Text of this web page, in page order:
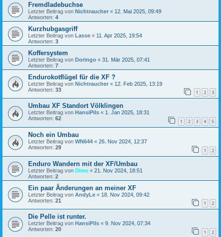
Fremdladebuchse
Letzter Beitrag von Nichtraucher « 12. Mai 2025, 09:49
Antworten: 4
Kurzhubgasgriff
Letzter Beitrag von Lasse « 11. Apr 2025, 19:54
Antworten: 3
Koffersystem
Letzter Beitrag von Doringo « 31. Mär 2025, 07:41
Antworten: 7
Endurokotflügel für die XF ?
Letzter Beitrag von Nichtraucher « 12. Feb 2025, 13:19
Antworten: 33 1 2 3
Umbau XF Standort Völklingen
Letzter Beitrag von HansiPils « 1. Jan 2025, 18:31
Antworten: 62 1 2 3 4 5
Noch ein Umbau
Letzter Beitrag von WN644 « 26. Nov 2024, 12:37
Antworten: 29 1 2
Enduro Wandern mit der XF/Umbau
Letzter Beitrag von Dime « 21. Nov 2024, 18:51
Antworten: 2
Ein paar Änderungen an meiner XF
Letzter Beitrag von AndyLe « 18. Nov 2024, 09:42
Antworten: 21 1 2
Die Pelle ist runter.
Letzter Beitrag von HansiPils « 9. Nov 2024, 07:34
Antworten: 20 1 2